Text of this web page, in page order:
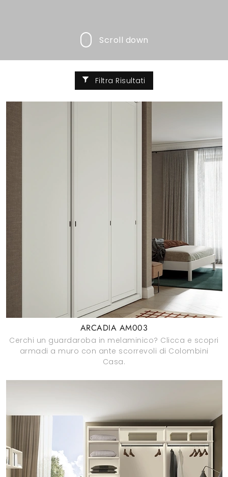
Scroll down
Filtra Risultati
ARCADIA AM003
Cerchi un guardaroba in melaminico? Clicca e scopri
armadi a muro con ante scorrevoli di Colombini
Casa.